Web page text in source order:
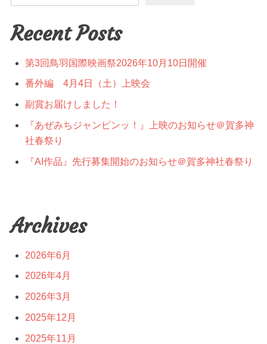
Recent Posts
第3回鳥羽国際映画祭2026年10月10日開催
番外編 4月4日（土）上映会
副賞お届けしました！
『あぜみちジャンピンッ！』上映のお知らせ＠賀多神
社春祭り
『AI作品』先行募集開始のお知らせ＠賀多神社春祭り
Archives
2026年6月
2026年4月
2026年3月
2025年12月
2025年11月